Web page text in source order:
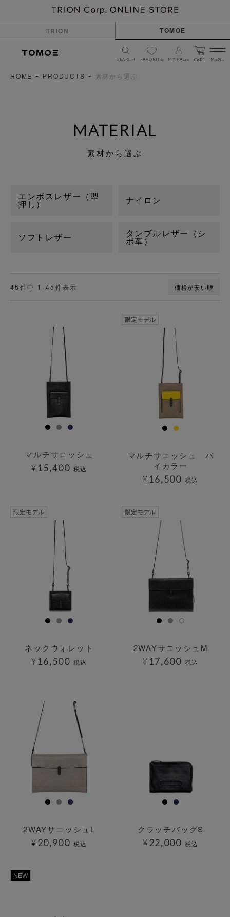
TRION TOMOE
SEARCH FAVORITE MY PAGE CART MENU
HOME PRODUCTS 素材から選ぶ
MATERIAL
素材から選ぶ
エンボスレザー（型
押し） ナイロン
ソフトレザー タンブルレザー（シ
ボ革）
価格が安い順
45 件中 1-45 件表示
マルチサコッシュ
¥ 15,400 税込
限定モデル
マルチサコッシュ バ
イカラー
¥ 16,500 税込
限定モデル
ネックウォレット
¥ 16,500 税込
限定モデル
2WAYサコッシュM
¥ 17,600 税込
2WAYサコッシュL
¥ 20,900 税込
クラッチバッグS
¥ 22,000 税込
NEW